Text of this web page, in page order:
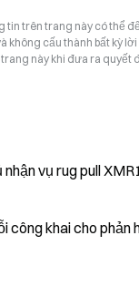
trên trang này có thể
không cấu thành bất kỳ
này khi đưa ra quyết
vụ rug pull
khai cho phản